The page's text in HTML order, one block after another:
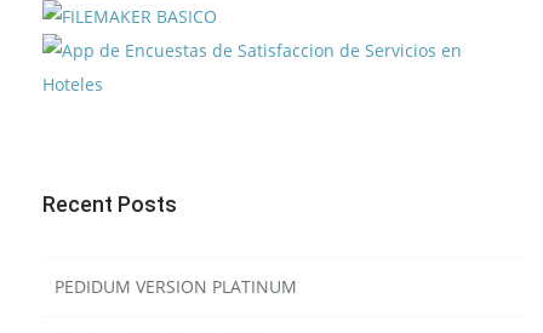
Recent Posts
PEDIDUM VERSION PLATINUM